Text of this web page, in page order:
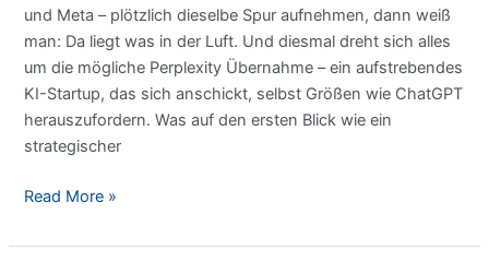
und Meta – plötzlich dieselbe Spur aufnehmen, dann weiß
man: Da liegt was in der Luft. Und diesmal dreht sich alles
um die mögliche Perplexity Übernahme – ein aufstrebendes
KI-Startup, das sich anschickt, selbst Größen wie ChatGPT
herauszufordern. Was auf den ersten Blick wie ein
strategischer
Perplexity
Was
Read More »